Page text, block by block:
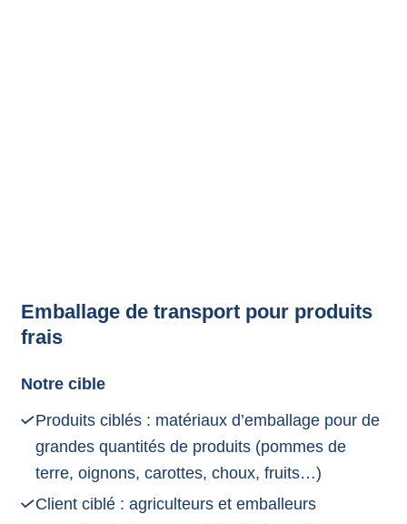
Emballage de transport pour produits
frais
Notre cible
Produits ciblés : matériaux d’emballage pour de
grandes quantités de produits (pommes de
terre, oignons, carottes, choux, fruits…)
Client ciblé : agriculteurs et emballeurs